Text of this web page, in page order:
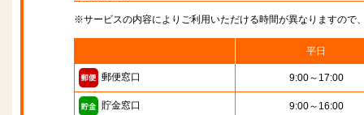
※サービスの内容によりご利用いただける時間が異なりますので
平日
郵便窓口 9:00～17:00
貯金窓口 9:00～16:00